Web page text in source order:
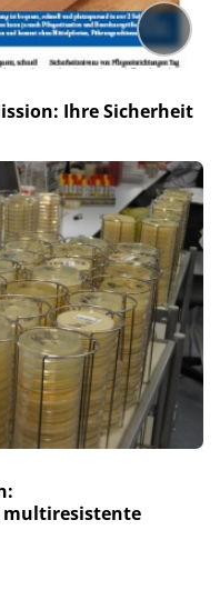
Ihre Sicherheit
multiresistente